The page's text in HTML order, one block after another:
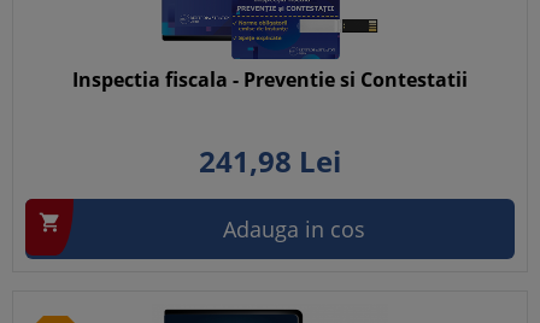
Inspectia fiscala - Preventie si Contestatii
241,98 Lei
 Adauga in cos